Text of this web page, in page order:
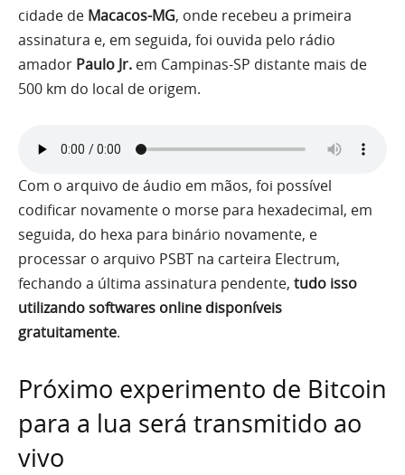
cidade de Macacos-MG, onde recebeu a primeira
assinatura e, em seguida, foi ouvida pelo rádio
amador Paulo Jr. em Campinas-SP distante mais de
500 km do local de origem.
Com o arquivo de áudio em mãos, foi possível
codificar novamente o morse para hexadecimal, em
seguida, do hexa para binário novamente, e
processar o arquivo PSBT na carteira Electrum,
fechando a última assinatura pendente, tudo isso
utilizando softwares online disponíveis
gratuitamente.
Próximo experimento de Bitcoin
para a lua será transmitido ao
vivo